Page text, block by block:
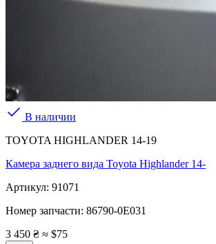
В наличии
TOYOTA HIGHLANDER 14-19
Камера заднего вида Toyota Highlander 14-
Артикул: 91071
Номер запчасти: 86790-0E031
3 450 ₴ ≈ $75